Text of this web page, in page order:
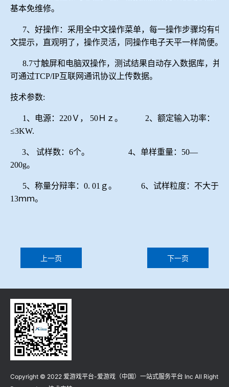
基本免维修。
7、好操作：采用全中文操作菜单，每一操作步骤均有中
文提示，直观明了，操作灵活，同操作电子天平一样简便。
8.7寸触屏和电脑双操作， 测试结果自动存入数据库，并
可通过TCP/IP互联网通讯协议上传数据。
技术参数:
1、电源：220Ｖ， 50Ｈｚ。 2、额定输入功率：
≤3KW.
3、 试样数：6个。 4、单样重量：50—
200g。
5、称量分辩率：0. 01ｇ。 6、试样粒度：不大于
13ｍｍ。
上一页 下一页
Copyright © 2022 爱游戏平台-爱游戏（中国）一站式服务平台 Inc All Right